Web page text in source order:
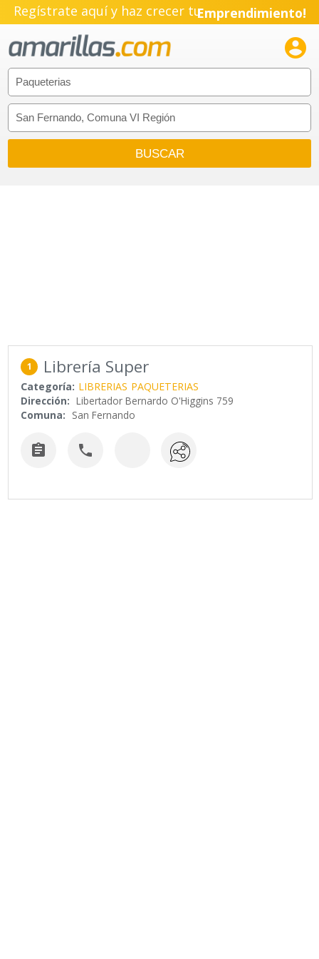
Regístrate aquí y haz crecer tuEmprendimiento!

1 Librería Super
Categoría: LIBRERIAS PAQUETERIAS
Dirección: Libertador Bernardo O'Higgins 759
Comuna: San Fernando
 